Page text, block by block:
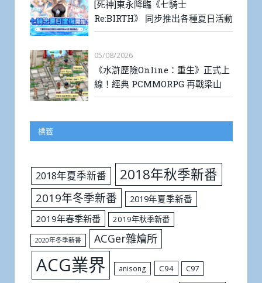
[死神]東永降臨《七騎士
Re:BIRTH》 同步推出各種夏日活動
05/08/2026
《水滸歷險Online：重生》正式上
線！經典 PCMMORPG 再戰梁山
標籤
2018年夏季新番 2018年秋季新番
2019年冬季新番
2019年夏季新番
2019年春季新番
2019年秋季新番
2020年冬季新番 ACGer雜燴所
ACG業界 anisong C94 C97